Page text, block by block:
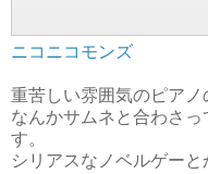
ニコニコモンズ
重苦しい雰囲気のピアノ
なんかサムネと合わさ
す。
シリアスなノベルゲーと